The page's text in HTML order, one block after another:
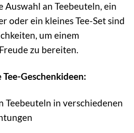
Auswahl an Teebeuteln, ein
oder ein kleines Tee-Set sind
um einem
zu bereiten.
Geschenkideen:
Teebeuteln in verschiedenen